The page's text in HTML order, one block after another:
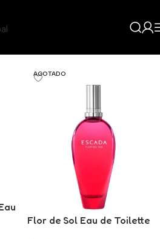
AGOTADO
Flor de Sol Eau de Toilette